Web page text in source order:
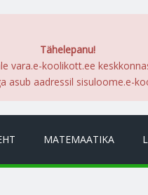
Tähelepanu!
vara.e-koolikott.ee
asub aadressil sisuloome.e-
MATEMAATIKA